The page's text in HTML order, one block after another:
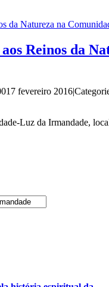
da Natureza na
Reinos da
17 fevereiro 2016|
Luz da Irmandade,